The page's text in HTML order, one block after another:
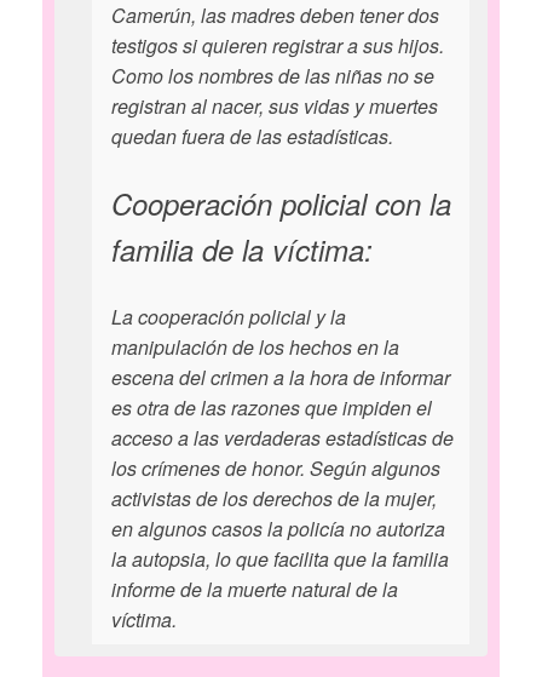
Camerún, las madres deben tener dos
testigos si quieren registrar a sus hijos.
Como los nombres de las niñas no se
registran al nacer, sus vidas y muertes
quedan fuera de las estadísticas.
Cooperación policial con la
familia de la víctima:
La cooperación policial y la
manipulación de los hechos en la
escena del crimen a la hora de informar
es otra de las razones que impiden el
acceso a las verdaderas estadísticas de
los crímenes de honor. Según algunos
activistas de los derechos de la mujer,
en algunos casos la policía no autoriza
la autopsia, lo que facilita que la familia
informe de la muerte natural de la
víctima.